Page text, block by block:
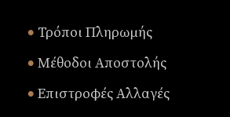
• Τρόποι Πληρωμής
• Μέθοδοι Αποστολής
• Επιστροφές Αλλαγές